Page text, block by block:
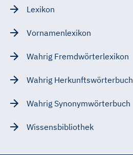
Lexikon
Vornamenlexikon
Wahrig Fremdwörterlexikon
Wahrig Herkunftswörterbuch
Wahrig Synonymwörterbuch
Wissensbibliothek